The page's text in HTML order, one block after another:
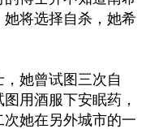
将选择自杀，她希
她曾试图三次自
用酒服下安眠药，
她在另外城市的一